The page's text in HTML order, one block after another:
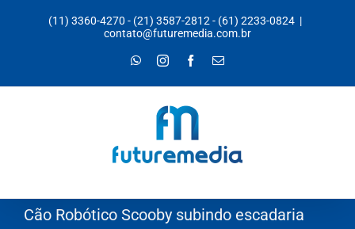
(11) 3360-4270 - (21) 3587-2812- (61) 2233-0824 |
contato@futuremedia.com.br
WhatsAppInstagramFacebook
E-
Cão Robótico Scooby subindo escadaria